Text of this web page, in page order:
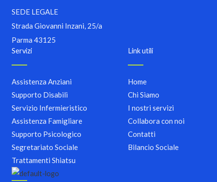
Link utili
Home
Chi Siamo
I nostri servizi
Collabora con noi
Contatti
Bilancio Sociale
Servizi
Assistenza Anziani​
Supporto Disabili
Servizio Infermieristico
Assistenza Famigliare
Supporto Psicologico​
Segretariato Sociale
Trattamenti Shiatsu
SEDE LEGALE
Strada Giovanni Inzani, 25/a
Parma 43125